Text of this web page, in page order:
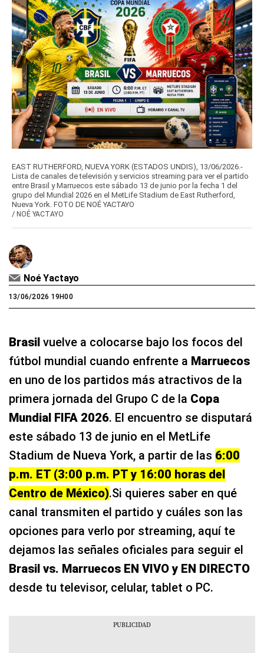
EAST RUTHERFORD, NUEVA YORK (ESTADOS UNDIS), 13/06/2026.-
Lista de canales de televisión y servicios streaming para ver el partido
entre Brasil y Marruecos este sábado 13 de junio por la fecha 1 del
grupo del Mundial 2026 en el MetLife Stadium de East Rutherford,
Nueva York. FOTO DE NOÉ YACTAYO
/ NOÉ YACTAYO
Noé Yactayo
13/06/2026 19H00
Brasil vuelve a colocarse bajo los focos del
fútbol mundial cuando enfrente a Marruecos
en uno de los partidos más atractivos de la
primera jornada del Grupo C de la Copa
Mundial FIFA 2026. El encuentro se disputará
este sábado 13 de junio en el MetLife
Stadium de Nueva York, a partir de las 6:00
p.m. ET (3:00 p.m. PT y 16:00 horas del
Centro de México).Si quieres saber en qué
canal transmiten el partido y cuáles son las
opciones para verlo por streaming, aquí te
dejamos las señales oficiales para seguir el
Brasil vs. Marruecos EN VIVO y EN DIRECTO
desde tu televisor, celular, tablet o PC.